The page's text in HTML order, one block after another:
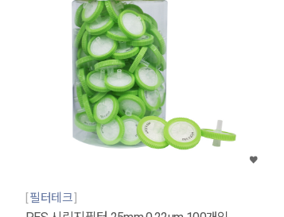
필터테크